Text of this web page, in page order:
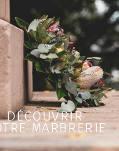
DÉCOUVRIR
MARBRERIE